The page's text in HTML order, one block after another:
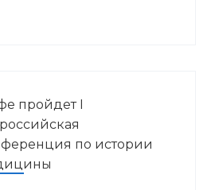
пройдет I
по истории